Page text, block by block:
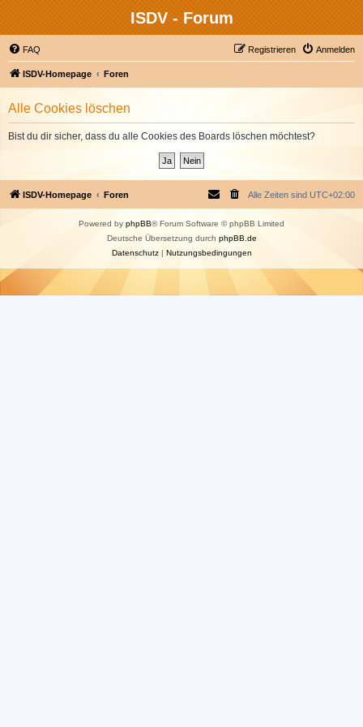
ISDV - Forum
FAQ Anmelden
Registrieren
ISDV-Homepage Foren
Alle Cookies löschen
Bist du dir sicher, dass du alle Cookies des Boards löschen möchtest?
ISDV-Homepage Foren Alle Zeiten sind UTC+02:00
Powered by phpBB® Forum Software © phpBB Limited
Deutsche Übersetzung durch phpBB.de
Datenschutz| Nutzungsbedingungen